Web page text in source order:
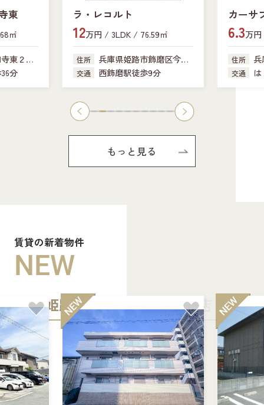
東
㎡
東２丁
分
ラ・レコルト
12万円 / 3LDK / 76.59㎡
住所 兵庫県姫路市飾磨区今在
家
交通 西飾磨駅徒歩9分
カーサ
6.3万
住所
341-18
交通
もっと見る
賃貸の新着物件
NEW
姫路中央店 加古川店